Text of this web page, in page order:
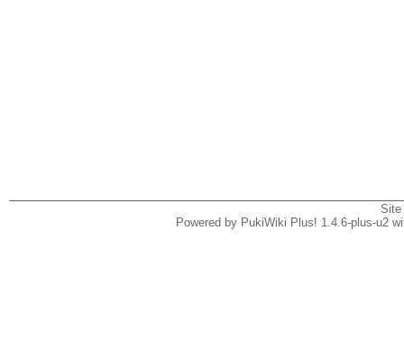
Powered by PukiWiki Plus! 1.4.6-plus-u2